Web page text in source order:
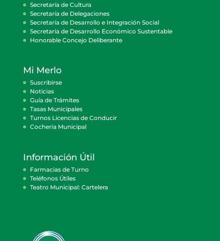
Secretaría de Cultura
Secretaría de Delegaciones
Secretaría de Desarrollo e Integración Social
Secretaría de Desarrollo Económico Sustentable
Honorable Concejo Deliberante
Mi Merlo
Suscribirse
Noticias
Guía de Trámites
Tasas Municipales
Turnos Licencias de Conducir
Cocheria Municipal
Información Útil
Farmacias de Turno
Teléfonos Útiles
Teatro Municipal: Cartelera